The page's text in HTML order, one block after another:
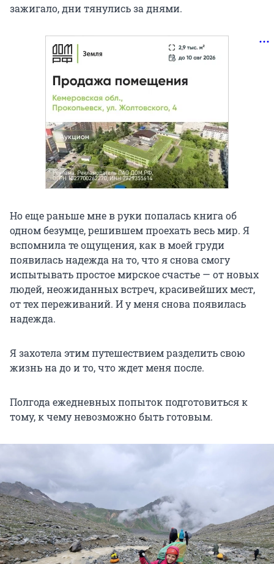
зажигало, дни тянулись за днями.
Но еще раньше мне в руки попалась книга об
одном безумце, решившем проехать весь мир. Я
вспомнила те ощущения, как в моей груди
появилась надежда на то, что я снова смогу
испытывать простое мирское счастье — от новых
людей, неожиданных встреч, красивейших мест,
от тех переживаний. И у меня снова появилась
надежда.
Я захотела этим путешествием разделить свою
жизнь на до и то, что ждет меня после.
Полгода ежедневных попыток подготовиться к
тому, к чему невозможно быть готовым.